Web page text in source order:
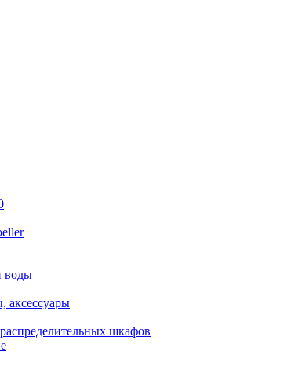
воды
аксессуары
шкафов